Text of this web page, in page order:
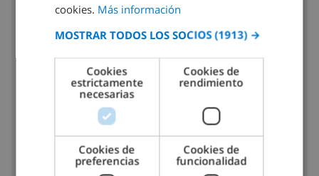
placa de cocina con 4 hornillos
microondas
lavavajillas
GERMAN
CATALAN
ITALIAN
DANISH
cookies. Más información
MOSTRAR TODOS LOS SOCIOS (1913) →
Cookies
estrictamente
necesarias
Cookies de
rendimiento
Cookies de
preferencias
Cookies de
funcionalidad